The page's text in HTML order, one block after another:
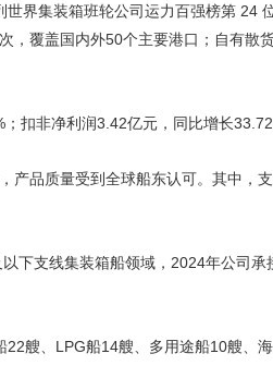
界集装箱班轮公司运力百强榜第 24
，覆盖国内外50个主要港口；自有散
扣非净利润3.42亿元，同比增长
产品质量受到全球船东认可。其中，
下支线集装箱船领域，2024年公司承
艘、LPG船14艘、多用途船10艘、